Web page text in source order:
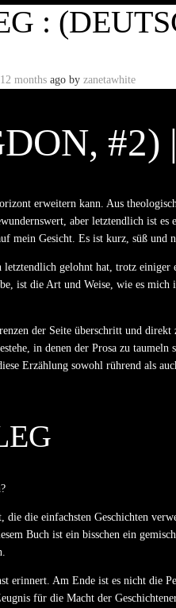
:
12 months ago by zanetawhite
erweitern kann. Aus
aber letztendlich ist
mein Gesicht. Es ist kurz, süß und
gelohnt hat, trotz
ist die Art und Weise, wie es
der Seite überschritt und
in denen der Prosa zu
Erzählung sowohl rührend als
die einfachsten Geschichten
Buch ist ein bisschen ein
erinnert. Am Ende ist es nicht
für die Macht der